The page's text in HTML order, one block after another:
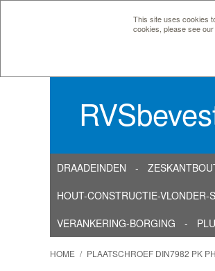
This site uses cookies
cookies, please see our
DRAADEINDEN
HOUT-CONSTRUCTIE-VLONDER-
VERANKERING-BORGING
HOME / PLAATSCHROEF DIN7982 PK